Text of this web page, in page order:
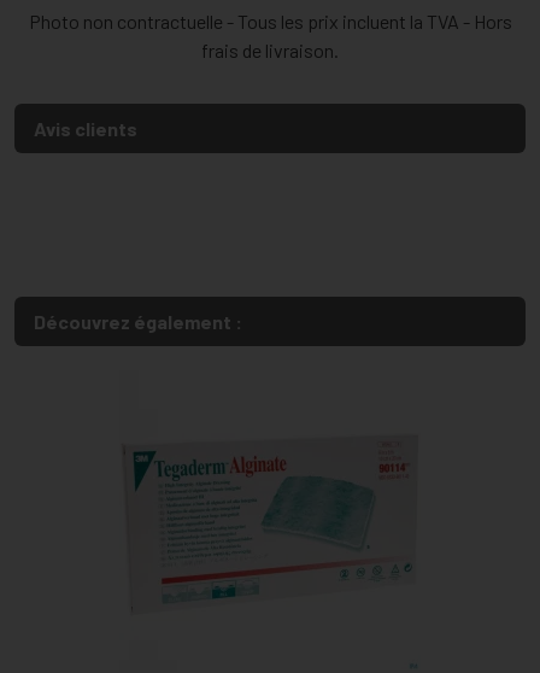
Photo non contractuelle - Tous les prix incluent la TVA - Hors
frais de livraison.
Avis clients
Découvrez également :